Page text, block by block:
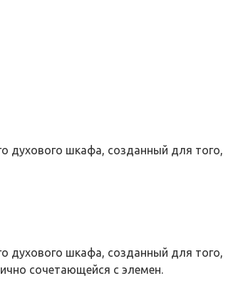
духового шкафа, созданный для того,
духового шкафа, созданный для того,
сочетающейся с элемен.